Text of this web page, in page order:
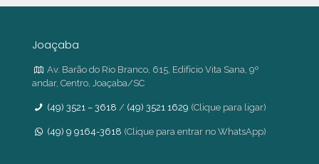
Joaçaba
Av. Barão do Rio Branco, 615, Edifício Vita Sana, 9º
andar, Centro, Joaçaba/SC
(49) 3521 – 3618 / (49) 3521 1629 (Clique para ligar)
(49) 9 9164-3618 (Clique para entrar no WhatsApp)